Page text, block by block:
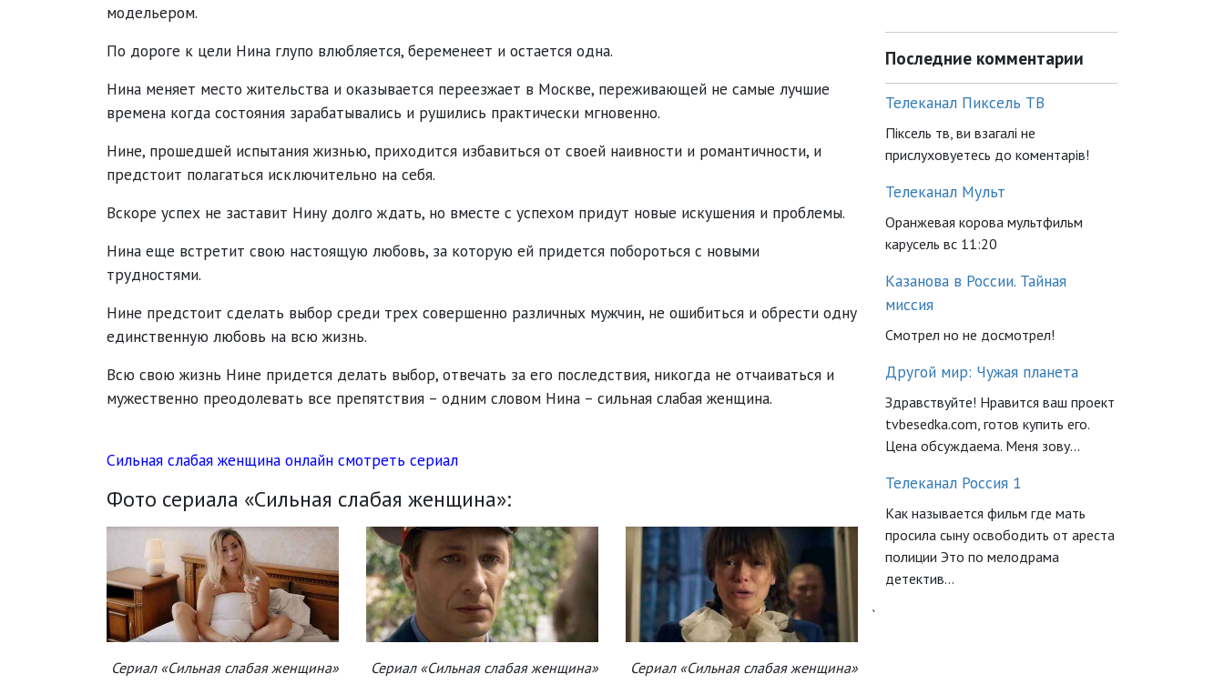
модельером.
По дороге к цели Нина глупо влюбляется, беременеет и остается одна.
Нина меняет место жительства и оказывается переезжает в Москве, переживающей не самые лучшие
времена когда состояния зарабатывались и рушились практически мгновенно.
Нине, прошедшей испытания жизнью, приходится избавиться от своей наивности и романтичности, и
предстоит полагаться исключительно на себя.
Вскоре успех не заставит Нину долго ждать, но вместе с успехом придут новые искушения и проблемы.
Нина еще встретит свою настоящую любовь, за которую ей придется побороться с новыми
трудностями.
Нине предстоит сделать выбор среди трех совершенно различных мужчин, не ошибиться и обрести одну
единственную любовь на всю жизнь.
Всю свою жизнь Нине придется делать выбор, отвечать за его последствия, никогда не отчаиваться и
мужественно преодолевать все препятствия – одним словом Нина – сильная слабая женщина.
Сильная слабая женщина онлайн смотреть сериал
Фото сериала «Сильная слабая женщина»:
Сериал «Сильная слабая женщина» Сериал «Сильная слабая женщина» Сериал «Сильная слабая женщина»
Последние комментарии
Телеканал Пиксель ТВ
Піксель тв, ви взагалі не
прислуховуетесь до коментарів!
Телеканал Мульт
Оранжевая корова мультфильм
карусель вс 11:20
Казанова в России. Тайная
миссия
Смотрел но не досмотрел!
Другой мир: Чужая планета
Здравствуйте! Нравится ваш проект
tvbesedka.com, готов купить его.
Цена обсуждаема. Меня зову...
Телеканал Россия 1
Как называется фильм где мать
просила сыну освободить от ареста
полиции Это по мелодрама
детектив...
`